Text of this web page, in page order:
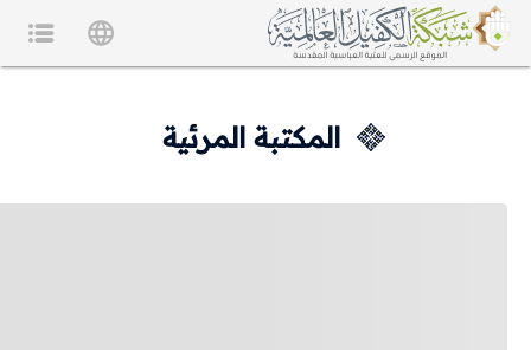
المكتبة المرئية